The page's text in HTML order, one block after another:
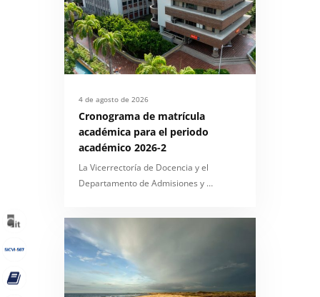
4 de agosto de 2026
Cronograma de matrícula
académica para el periodo
académico 2026-2
La Vicerrectoría de Docencia y el
Departamento de Admisiones y …